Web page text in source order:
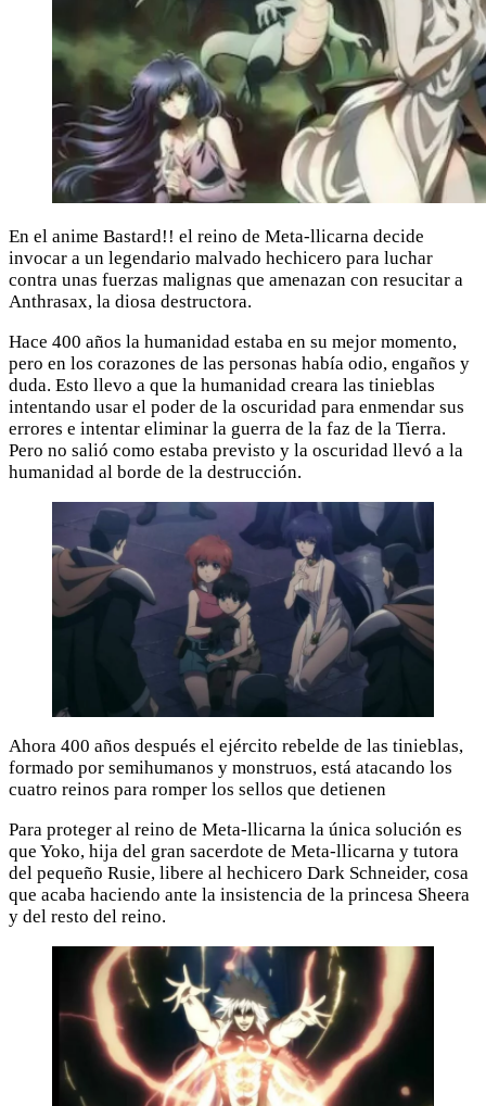
En el anime Bastard!! el reino de Meta-llicarna decide
invocar a un legendario malvado hechicero para luchar
contra unas fuerzas malignas que amenazan con resucitar a
Anthrasax, la diosa destructora.
Hace 400 años la humanidad estaba en su mejor momento,
pero en los corazones de las personas había odio, engaños y
duda. Esto llevo a que la humanidad creara las tinieblas
intentando usar el poder de la oscuridad para enmendar sus
errores e intentar eliminar la guerra de la faz de la Tierra.
Pero no salió como estaba previsto y la oscuridad llevó a la
humanidad al borde de la destrucción.
Ahora 400 años después el ejército rebelde de las tinieblas,
formado por semihumanos y monstruos, está atacando los
cuatro reinos para romper los sellos que detienen
Para proteger al reino de Meta-llicarna la única solución es
que Yoko, hija del gran sacerdote de Meta-llicarna y tutora
del pequeño Rusie, libere al hechicero Dark Schneider, cosa
que acaba haciendo ante la insistencia de la princesa Sheera
y del resto del reino.